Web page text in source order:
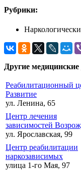
Рубрики:
Другие
Реабилитационный
Развитие
ул. Ленина, 65
Центр лечения
зависимостей
ул. Ярославская, 99
Центр реабилитации
наркозависимых
улица 1-го Мая, 97